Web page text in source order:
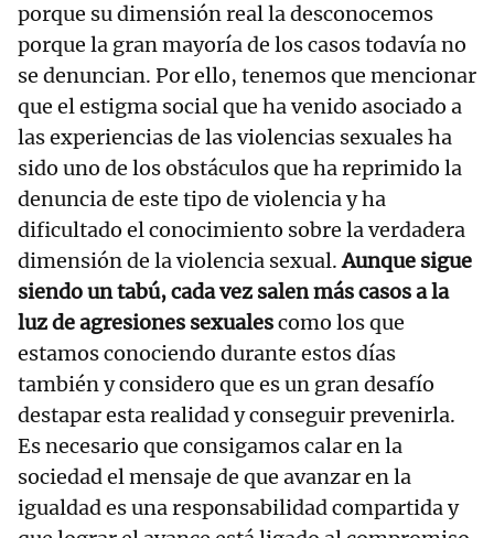
porque su dimensión real la desconocemos
porque la gran mayoría de los casos todavía no
se denuncian. Por ello, tenemos que mencionar
que el estigma social que ha venido asociado a
las experiencias de las violencias sexuales ha
sido uno de los obstáculos que ha reprimido la
denuncia de este tipo de violencia y ha
dificultado el conocimiento sobre la verdadera
dimensión de la violencia sexual.Aunque sigue
siendo un tabú, cada vez salen más casos a la
luz de agresiones sexualescomo los que
estamos conociendo durante estos días
también y considero que es un gran desafío
destapar esta realidad y conseguir prevenirla.
Es necesario que consigamos calar en la
sociedad el mensaje de que avanzar en la
igualdad es una responsabilidad compartida y